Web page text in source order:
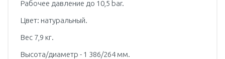
Рабочее давление до 10,5 bar.
Цвет: натуральный.
Вес 7,9 кг.
Высота/диаметр - 1 386/264 мм.